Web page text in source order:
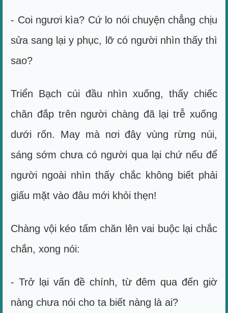
- Coi ngươi kìa? Cứ lo nói chuyện chẳng chịu
sửa sang lại y phục, lỡ có người nhìn thấy thì
sao?
Triển Bạch cúi đầu nhìn xuống, thấy chiếc
chăn đắp trên người chàng đã lại trễ xuống
dưới rốn. May mà nơi đây vùng rừng núi,
sáng sớm chưa có người qua lại chứ nếu để
người ngoài nhìn thấy chắc không biết phải
giấu mặt vào đâu mới khỏi thẹn!
Chàng vội kéo tấm chăn lên vai buộc lại chắc
chắn, xong nói:
- Trở lại vấn đề chính, từ đêm qua đến giờ
nàng chưa nói cho ta biết nàng là ai?